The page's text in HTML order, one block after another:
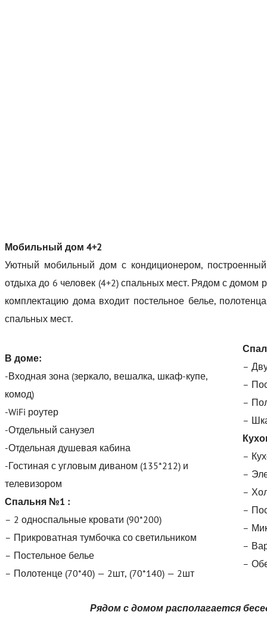
Мобильный дом 4+2
Уютный мобильный дом с кондиционером,
отдыха до 6 человек (4+2) спальных мест. Рядом с домом
комплектацию дома входит постельное белье,
спальных мест.
В доме:
-Входная зона (зеркало, вешалка, шкаф-купе,
комод)
-WiFi роутер
-Отдельный санузел
-Отдельная душевая кабина
-Гостиная с угловым диваном (135*212) и
телевизором
Спальня №1 :
– 2 односпальные кровати (90*200)
– Прикроватная тумбочка со светильником
– Постельное белье
– Полотенце (70*40) — 2шт, (70*140) — 2шт
–
–
–
–
–
–
–
–
–
–
–
Рядом с домом располагается